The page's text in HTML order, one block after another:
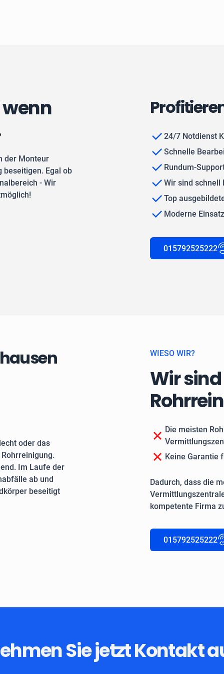
wenn
der Monteur
beseitigen. Egal ob
- Wir
24/7 Notdienst
Schnelle
Rundum-
Wir sind schnell
Top
Moderne
015792525222
oder das
Im Laufe der
ab und
beseitigt
WIESO WIR?
Wir
Die meisten
Keine Garantie
Dadurch, dass die
kompetente Firma
015792525222
Sie jetzt Kontakt